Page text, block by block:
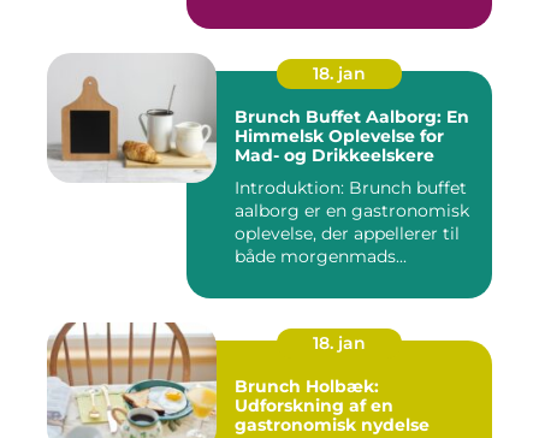
18. jan
Brunch Buffet Aalborg: En
Himmelsk Oplevelse for
Mad- og Drikkeelskere
Introduktion: Brunch buffet
aalborg er en gastronomisk
oplevelse, der appellerer til
både morgenmads...
18. jan
Brunch Holbæk:
Udforskning af en
gastronomisk nydelse